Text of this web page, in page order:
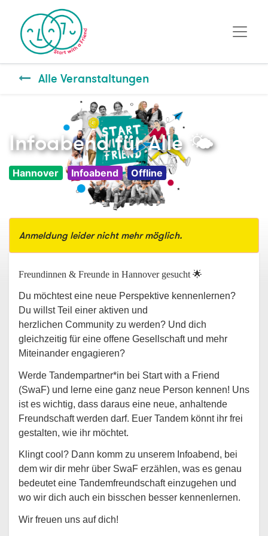
Alle Veranstaltungen
Infoabend für Alle 🌤️
Hannover Infoabend Offline
Anmeldung leider nicht mehr möglich.
Freundinnen & Freunde in Hannover gesucht 🌟
Du möchtest eine neue Perspektive kennenlernen?
Du willst Teil einer aktiven und
herzlichen Community zu werden? Und dich
gleichzeitig für eine offene Gesellschaft und mehr
Miteinander engagieren?
Werde Tandempartner*in bei Start with a Friend
(SwaF) und lerne eine ganz neue Person kennen! Uns
ist es wichtig, dass daraus eine neue, anhaltende
Freundschaft werden darf. Euer Tandem könnt ihr frei
gestalten, wie ihr möchtet.
Klingt cool? Dann komm zu unserem Infoabend, bei
dem wir dir mehr über SwaF erzählen, was es genau
bedeutet eine Tandemfreundschaft einzugehen und
wo wir dich auch ein bisschen besser kennenlernen.
Wir freuen uns auf dich!